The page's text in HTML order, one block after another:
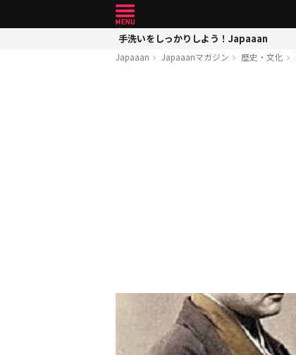
手洗いをしっかりしよう！Japaaan
Japaaan Japaaanマガジン 歴史・文化